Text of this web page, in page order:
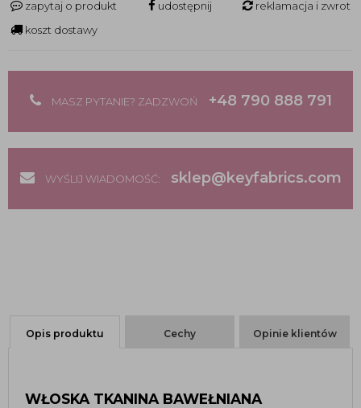
zapytaj o produkt udostępnij
reklamacja i zwrot
koszt dostawy
MASZ PYTANIE? ZADZWOŃ +48 790 888 791
WYŚLIJ WIADOMOŚĆ: sklep@keyfabrics.com
Opis produktu Cechy Opinie klientów
WŁOSKA TKANINA BAWEŁNIANA